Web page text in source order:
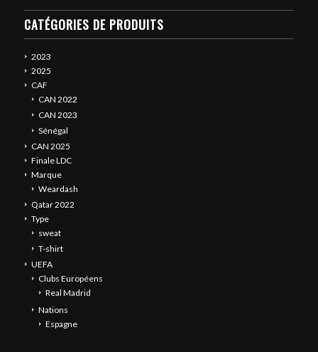
CATÉGORIES DE PRODUITS
2023
2025
CAF
CAN 2022
CAN 2023
Sénégal
CAN 2025
Finale LDC
Marque
Weardash
Qatar 2022
Type
sweat
T-shirt
UEFA
Clubs Européens
Real Madrid
Nations
Espagne